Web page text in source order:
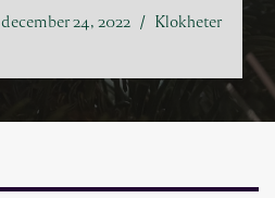
december 24, 2022 Klokheter